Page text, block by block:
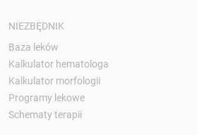
NIEZBĘDNIK
Baza leków
Kalkulator hematologa
Kalkulator morfologii
Programy lekowe
Schematy terapii